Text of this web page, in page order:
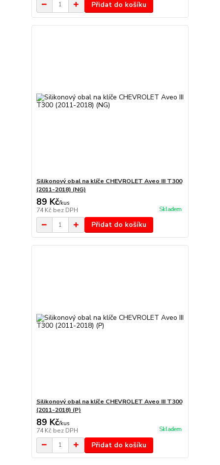
Přidat do košíku
Silikonový obal na klíče CHEVROLET Aveo III T300
(2011-2018) (NG)
89 Kč/kus
74 Kč bez DPH Skladem
Přidat do košíku
Silikonový obal na klíče CHEVROLET Aveo III T300
(2011-2018) (P)
89 Kč/kus
74 Kč bez DPH Skladem
Přidat do košíku